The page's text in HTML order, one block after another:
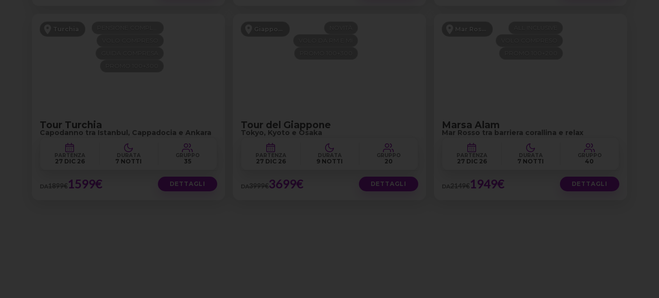
Turchia
Tour Turchia
Capodanno tra Istanbul, Cappadocia e Ankara
PARTENZA
27 DIC 26
DURATA
7 NOTTI
GRUPPO
35
DA1899€1599€ DETTAGLI
Giappone
Tour del Giappone
Tokyo, Kyoto e Osaka
PARTENZA
27 DIC 26
DURATA
9 NOTTI
GRUPPO
20
DA3999€3699€ DETTAGLI
Mar Rosso
Marsa Alam
Mar Rosso tra barriera corallina e relax
PARTENZA
27 DIC 26
DURATA
7 NOTTI
GRUPPO
40
DA2149€1949€ DETTAGLI